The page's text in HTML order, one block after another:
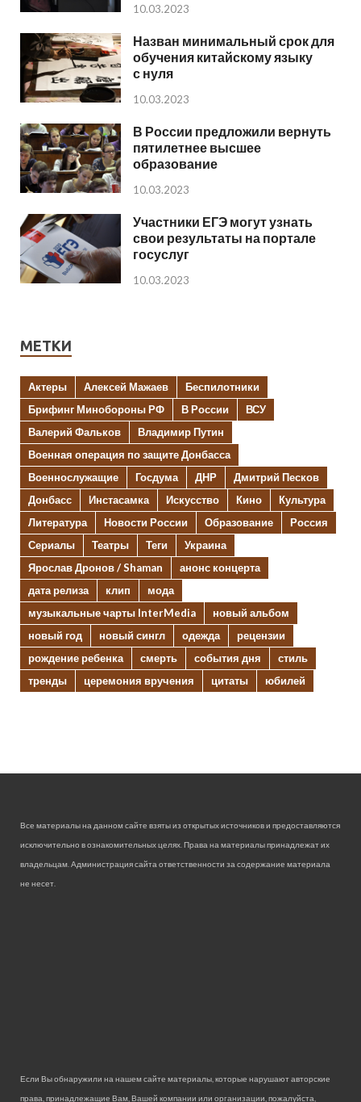
10.03.2023
Назван минимальный срок для
обучения китайскому языку
с нуля
10.03.2023
В России предложили вернуть
пятилетнее высшее
образование
10.03.2023
Участники ЕГЭ могут узнать
свои результаты на портале
госуслуг
10.03.2023
МЕТКИ
Актеры Алексей Мажаев
Беспилотники
Брифинг Минобороны РФ
В России
ВСУ
Валерий Фальков
Владимир Путин
Военная операция по защите Донбасса
Военнослужащие
Госдума ДНР
Дмитрий Песков
Донбасс
Инстасамка Искусство Кино
Культура
Литература
Новости России Образование
Россия
Сериалы
Театры Теги
Украина
Ярослав Дронов / Shaman
анонс концерта
дата релиза
клип
мода
музыкальные чарты InterMedia
новый альбом
новый год
новый сингл одежда
рецензии
рождение ребенка
смерть события дня
стиль
тренды
церемония вручения цитаты юбилей
Все материалы на данном сайте взяты из открытых источников и предоставляются
исключительно в ознакомительных целях. Права на материалы принадлежат их
владельцам. Администрация сайта ответственности за содержание материала
не несет.
Если Вы обнаружили на нашем сайте материалы, которые нарушают авторские
права, принадлежащие Вам, Вашей компании или организации, пожалуйста,